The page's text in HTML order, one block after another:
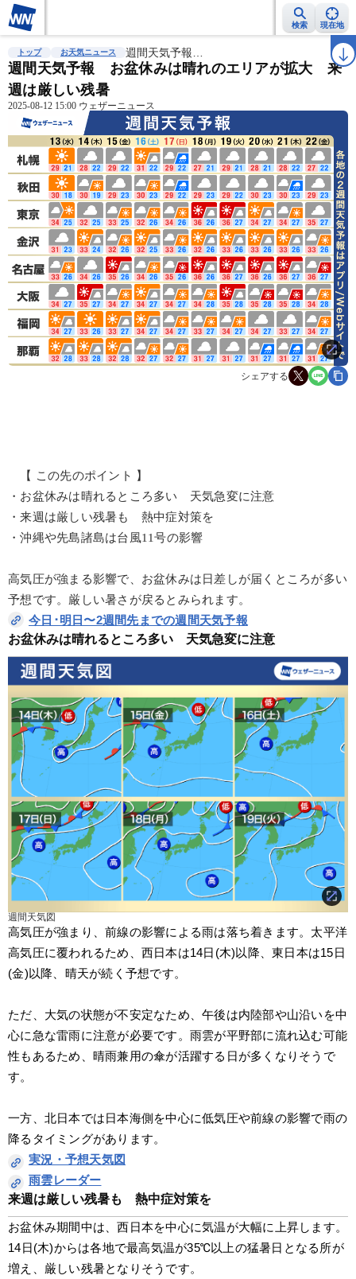
検索 現在地
雨雲レーダー 台風情報 地震情報 ラ
トップ お天気ニュース 週間天気予報…
週間天気予報 お盆休みは晴れのエリアが拡大 来
週は厳しい残暑
2025-08-12 15:00 ウェザーニュース
シェアする
【 この先のポイント 】
・お盆休みは晴れるところ多い 天気急変に注意
・来週は厳しい残暑も 熱中症対策を
・沖縄や先島諸島は台風11号の影響
高気圧が強まる影響で、お盆休みは日差しが届くところが多い
予想です。厳しい暑さが戻るとみられます。
今日･明日〜2週間先までの週間天気予報
お盆休みは晴れるところ多い　天気急変に注意
週間天気図
高気圧が強まり、前線の影響による雨は落ち着きます。太平洋
高気圧に覆われるため、西日本は14日(木)以降、東日本は15日
(金)以降、晴天が続く予想です。
ただ、大気の状態が不安定なため、午後は内陸部や山沿いを中
心に急な雷雨に注意が必要です。雨雲が平野部に流れ込む可能
性もあるため、晴雨兼用の傘が活躍する日が多くなりそうで
す。
一方、北日本では日本海側を中心に低気圧や前線の影響で雨の
降るタイミングがあります。
実況・予想天気図
雨雲レーダー
来週は厳しい残暑も　熱中症対策を
お盆休み期間中は、西日本を中心に気温が大幅に上昇します。
14日(木)からは各地で最高気温が35℃以上の猛暑日となる所が
増え、厳しい残暑となりそうです。